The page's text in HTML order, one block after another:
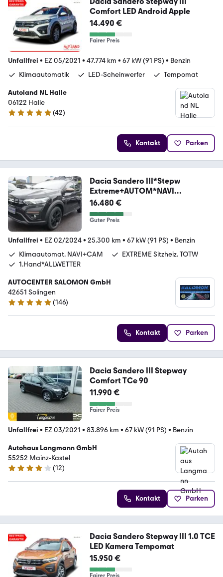
Comfort LED Android Apple
14.490 €
Fairer Preis
Unfallfrei • EZ 05/2021 • 47.774 km • 67 kW (91 PS) • Benzin
Klimaautomatik
LED-Scheinwerfer Tempomat
Autoland NL Halle
06122 Halle
4.8 Sterne
(42)
Kontakt Parken
Dacia Sandero III*Stepw
Extreme+AUTOM*NAVI
Klimaautom.
16.480 €
Guter Preis
Unfallfrei • EZ 02/2024• 25.300 km • 67 kW (91 PS) • Benzin
Klimaautomat. NAVI+CAM
EXTREME Sitzheiz. TOTW
1.Hand*ALLWETTER
AUTOCENTER SALOMON GmbH
42651 Solingen
5 Sterne
(146)
Kontakt Parken
Dacia Sandero III Stepway
Comfort TCe 90
11.990 €
Fairer Preis
Unfallfrei • EZ 03/2021 • 83.896 km • 67 kW (91 PS) • Benzin
Autohaus Langmann GmbH
55252 Mainz-Kastel
4 Sterne
(12)
Kontakt Parken
Dacia Sandero Stepway III 1.0 TCE
LED Kamera Tempomat
15.950 €
Fairer Preis